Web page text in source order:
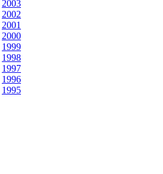
2003
2002
2001
2000
1999
1998
1997
1996
1995